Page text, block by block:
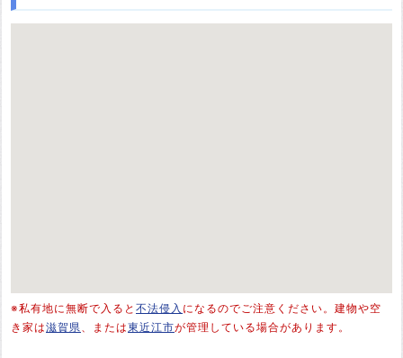
※私有地に無断で入ると 不法侵入 になるのでご注意ください。建物や空
き家は滋賀県 、または東近江市が管理している場合があります。